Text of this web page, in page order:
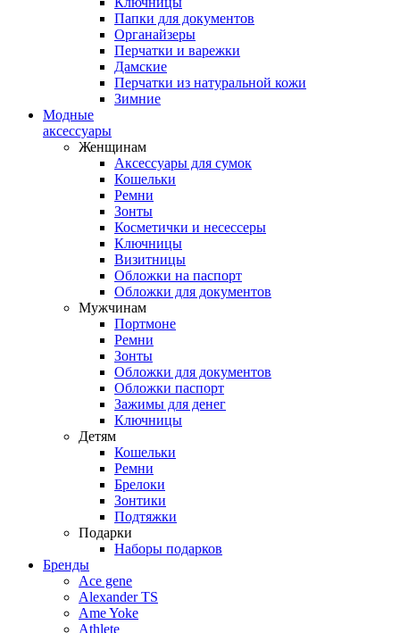
Папки для документов
Органайзеры
Перчатки и варежки
Дамские
Перчатки из натуральной кожи
Зимние
Модные
аксессуары
Женщинам
Аксессуары для сумок
Кошельки
Ремни
Зонты
Косметички и несессеры
Ключницы
Визитницы
Обложки на паспорт
Обложки для документов
Мужчинам
Портмоне
Ремни
Зонты
Обложки для документов
Обложки паспорт
Зажимы для денег
Ключницы
Детям
Кошельки
Ремни
Брелоки
Зонтики
Подтяжки
Подарки
Наборы подарков
Бренды
Ace gene
Alexander TS
Ame Yoke
Athlete